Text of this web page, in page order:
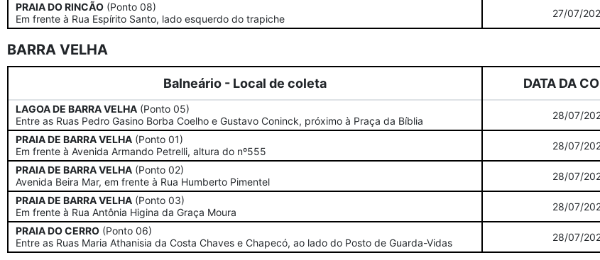
PRAIA DO RINCÃO (Ponto 08)
Em frente à Rua Espírito Santo, lado esquerdo do trapiche
27/07/
BARRA VELHA
Balneário - Local de coleta DATA DA
LAGOA DE BARRA VELHA (Ponto 05)
Entre as Ruas Pedro Gasino Borba Coelho e Gustavo Coninck, próximo à Praça da Bíblia
28/07/
PRAIA DE BARRA VELHA (Ponto 01)
Em frente à Avenida Armando Petrelli, altura do nº555
28/07/
PRAIA DE BARRA VELHA (Ponto 02)
Avenida Beira Mar, em frente à Rua Humberto Pimentel
28/07/
PRAIA DE BARRA VELHA (Ponto 03)
Em frente à Rua Antônia Higina da Graça Moura
28/07/
PRAIA DO CERRO (Ponto 06)
Entre as Ruas Maria Athanisia da Costa Chaves e Chapecó, ao lado do Posto de Guarda-Vidas
28/07/